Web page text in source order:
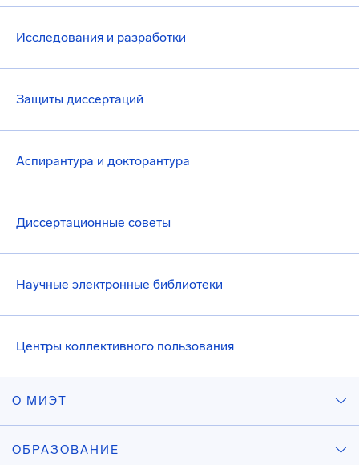
Исследования и разработки
Защиты диссертаций
Аспирантура и докторантура
Диссертационные советы
Научные электронные библиотеки
Центры коллективного пользования
О МИЭТ
ОБРАЗОВАНИЕ